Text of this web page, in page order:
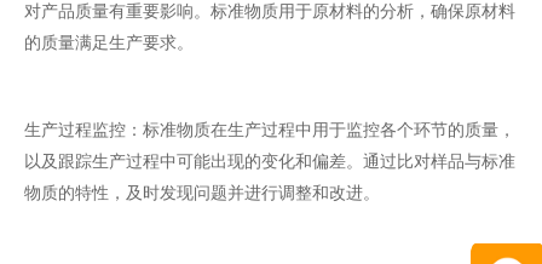
对产品质量有重要影响。标准物质用于原材料的分析，确保原材料
的质量满足生产要求。
生产过程监控：标准物质在生产过程中用于监控各个环节的质量，
以及跟踪生产过程中可能出现的变化和偏差。通过比对样品与标准
物质的特性，及时发现问题并进行调整和改进。